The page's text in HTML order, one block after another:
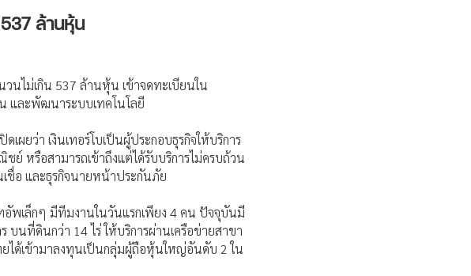
ล้านหุ้น
นไม่เกิน 537 ล้านหุ้น เข้าจดทะเบียนใน
และพัฒนาระบบเทคโนโลยี
เผยว่า เงินเทอร์โบเป็นผู้ประกอบธุรกิจให้บริการ
ชย์ หรือสามารถเข้าถึงแต่ได้รับบริการไม่ครบถ้วน
เชื่อ และธุรกิจนายหน้าประกันภัย
อัพเล็กๆ มีทีมงานในวันแรกเพียง 4 คน ปัจจุบันมี
นที่ดินกว่า 14 ไร่ ให้บริการผ่านเครือข่ายสาขา
ได้เข้ามาลงทุนเป็นกลุ่มผู้ถือหุ้นใหญ่อันดับ 2 ใน